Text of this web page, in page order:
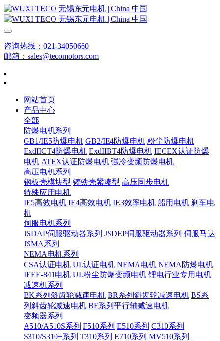
咨询热线：021-34050660
邮箱：sales@tecomotors.com
网站首页
产品中心
全部
防爆电机系列
GB1/IE5防爆电机 GB2/IE4防爆电机 粉尘防爆电机
ExdIICT4防爆电机 ExdIIBT4防爆电机 IECEX认证防爆
电机 ATEX认证防爆电机 强冷变频防爆电机
高压电机系列
钢板壳模块型 铸铁壳紧凑型 高压同步电机
特殊应用电机
IE5高效电机 IE4高效电机 IE3效率电机 船用电机 刹车电
机
伺服电机系列
JSDAP伺服驱动器系列 JSDEP伺服驱动器系列 伺服马达
JSMA系列
NEMA电机系列
CSA认证电机 UL认证电机 NEMA电机 NEMA防爆电机
IEEE-841电机 UL粉尘防爆变频电机 锂电行业专用电机
减速机系列
BK系列斜齿轮减速电机 BR系列斜齿轮减速电机 BS系
列斜齿轮减速电机 BF系列平行轴减速电机
变频器系列
A510/A510S系列 F510系列 E510系列 C310系列
S310/S310+系列 T310系列 E710系列 MV510系列